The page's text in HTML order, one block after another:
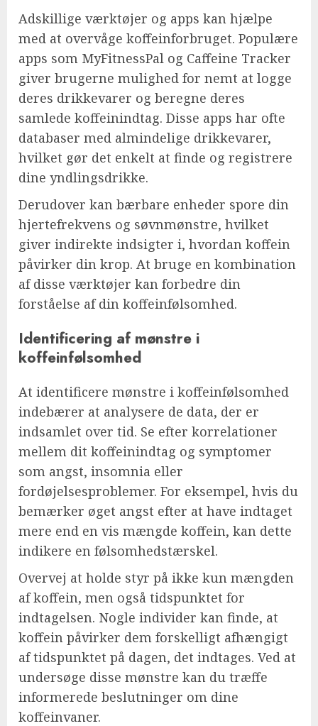
Adskillige værktøjer og apps kan hjælpe
med at overvåge koffeinforbruget. Populære
apps som MyFitnessPal og Caffeine Tracker
giver brugerne mulighed for nemt at logge
deres drikkevarer og beregne deres
samlede koffeinindtag. Disse apps har ofte
databaser med almindelige drikkevarer,
hvilket gør det enkelt at finde og registrere
dine yndlingsdrikke.
Derudover kan bærbare enheder spore din
hjertefrekvens og søvnmønstre, hvilket
giver indirekte indsigter i, hvordan koffein
påvirker din krop. At bruge en kombination
af disse værktøjer kan forbedre din
forståelse af din koffeinfølsomhed.
Identificering af mønstre i
koffeinfølsomhed
At identificere mønstre i koffeinfølsomhed
indebærer at analysere de data, der er
indsamlet over tid. Se efter korrelationer
mellem dit koffeinindtag og symptomer
som angst, insomnia eller
fordøjelsesproblemer. For eksempel, hvis du
bemærker øget angst efter at have indtaget
mere end en vis mængde koffein, kan dette
indikere en følsomhedstærskel.
Overvej at holde styr på ikke kun mængden
af koffein, men også tidspunktet for
indtagelsen. Nogle individer kan finde, at
koffein påvirker dem forskelligt afhængigt
af tidspunktet på dagen, det indtages. Ved at
undersøge disse mønstre kan du træffe
informerede beslutninger om dine
koffeinvaner.